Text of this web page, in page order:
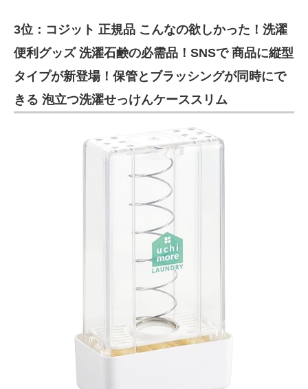
3位：コジット 正規品 こんなの欲しかった！洗濯
便利グッズ 洗濯石鹸の必需品！SNSで 商品に縦型
タイプが新登場！保管とブラッシングが同時にで
きる 泡立つ洗濯せっけんケーススリム